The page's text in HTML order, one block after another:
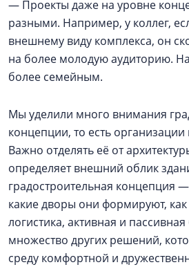
— Проекты даже на уровне
разными. Например, у коллег,
внешнему виду комплекса, он
на более молодую аудиторию.
более семейным.
Мы уделили много внимания
концепции, то есть организации
Важно отделять её от
определяет внешний облик
градостроительная концепция —
какие дворы они формируют,
логистика, активная и
множество других решений,
среду комфортной и